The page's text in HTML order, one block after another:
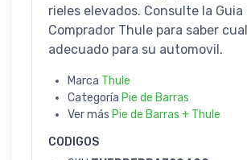
rieles elevados. Consulte la Guia
Comprador Thule para saber
adecuado para su automovil.
Marca Thule
Categoría Pie de Barras
Ver más Pie de Barras + Thule
CODIGOS